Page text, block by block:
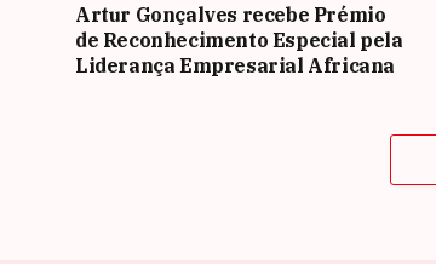
Artur Gonçalves recebe Prémio
de Reconhecimento Especial pela
Liderança Empresarial Africana